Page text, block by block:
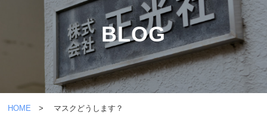
ABOUT
MESSAGE
BLOG
HOME > マスクどうします？